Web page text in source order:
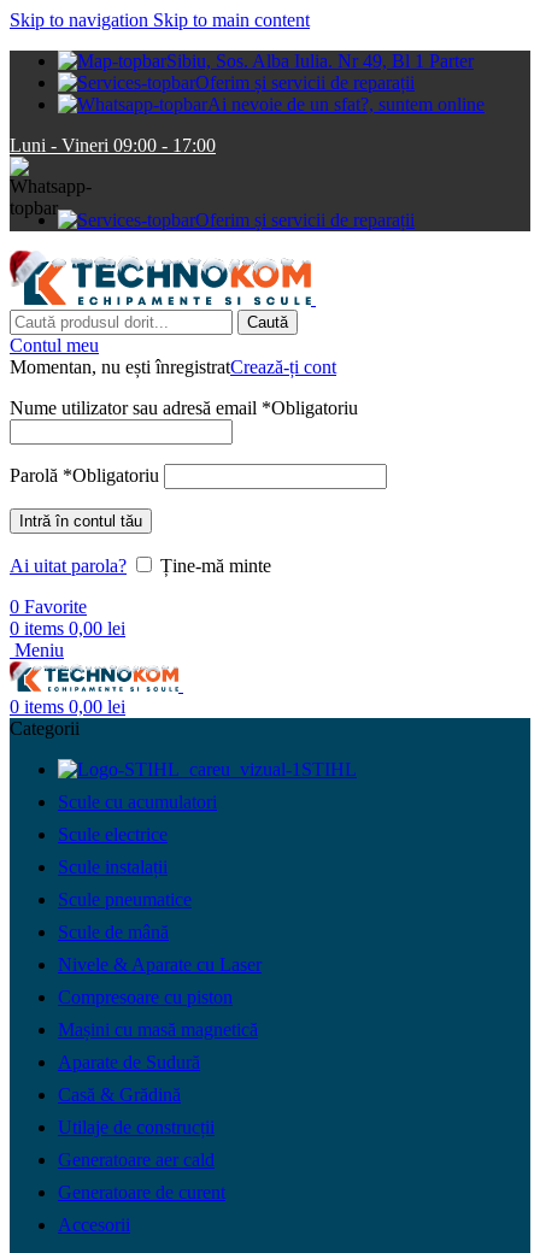
Skip to navigation Skip to main content
Sibiu, Sos. Alba Iulia. Nr 49, Bl 1 Parter
Oferim și servicii de reparații
Ai nevoie de un sfat?, suntem online
Luni - Vineri 09:00 - 17:00
Oferim și servicii de reparații
Caută
Contul meu
Momentan, nu ești înregistratCrează-ți cont
Nume utilizator sau adresă email *Obligatoriu
Parolă *Obligatoriu
Intră în contul tău
Ai uitat parola?
Ține-mă minte
0 Favorite
0 items 0,00 lei
Meniu
0 items 0,00 lei
Categorii
STIHL
Scule cu acumulatori
Scule electrice
Scule instalații
Scule pneumatice
Scule de mână
Nivele & Aparate cu Laser
Compresoare cu piston
Mașini cu masă magnetică
Aparate de Sudură
Casă & Grădină
Utilaje de construcții
Generatoare aer cald
Generatoare de curent
Accesorii